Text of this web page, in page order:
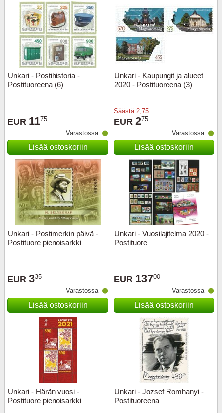
Unkari - Postihistoria -
Postituoreena (6)
EUR 1175
Varastossa
Lisää ostoskoriin
Unkari - Kaupungit ja alueet
2020 - Postituoreena (3)
Säästä 2,75
EUR 275
Varastossa
Lisää ostoskoriin
Unkari - Postimerkin päivä -
Postituore pienoisarkki
EUR 335
Varastossa
Lisää ostoskoriin
Unkari - Vuosilajitelma 2020 -
Postituore
EUR 13700
Varastossa
Lisää ostoskoriin
Unkari - Härän vuosi -
Postituore pienoisarkki
Unkari - Jozsef Romhanyi -
Postituoreena